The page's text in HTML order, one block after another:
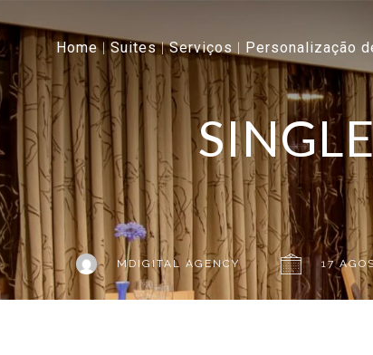
Home Suites Serviços Personalização
MDIGITAL AGENCY 17